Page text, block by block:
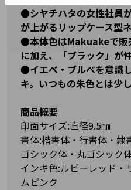
●シヤチハタの女性社員
が上がるリップケース型
●本体色はMakuakeで販
に加え、「ブラック」が
●イエベ・ブルべを意識
キ。いつもの朱色とは少
商品概要
印面サイズ:直径9.5㎜
書体:楷書体・行書体・隷
ゴシック体・丸ゴシック
インキ色:ルビーレッド・
ムピンク